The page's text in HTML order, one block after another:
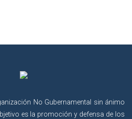
No Gubernamental sin ánimo
es la promoción y defensa de los